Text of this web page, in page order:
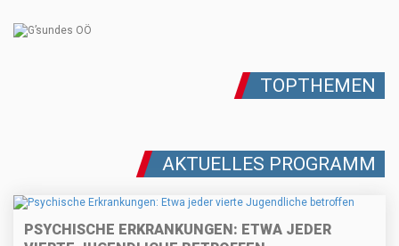
TOPTHEMEN
AKTUELLES PROGRAMM
PSYCHISCHE ERKRANKUNGEN: ETWA JEDER